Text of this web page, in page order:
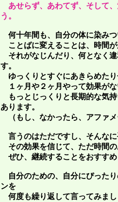
あせらず、あわてず、そして
う。
何十年間も、自分の体に染み
ことばに変えることは、時間
それがなじんだり、何となく
す。
ゆっくりとすぐにあきらめた
１ヶ月や２ヶ月やって効果が
もっとじっくりと長期的な気
あります。
（もし、なかったら、アファ
言うのはただですし、そんな
その効果を信じて、ただ時間
ぜひ、継続することをおすす
自分のための、自分にぴった
ンを
何度も繰り返して言ってみま